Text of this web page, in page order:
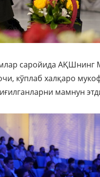
саройида АҚШнинг
кўплаб халқаро
мамнун